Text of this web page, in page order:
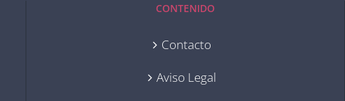
CONTENIDO
Contacto
Aviso Legal